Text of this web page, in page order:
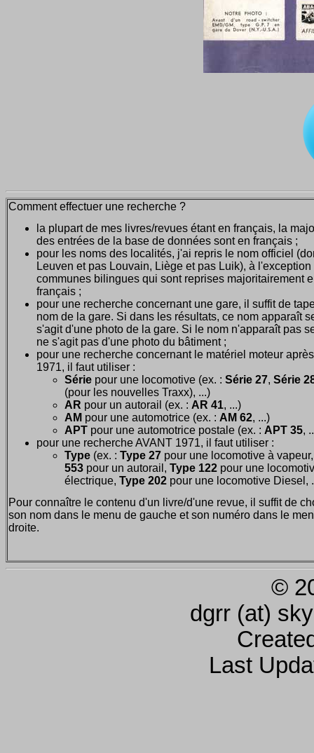
Comment effectuer une recherche ?
la plupart de mes livres/revues étant en français, la
des entrées de la base de données sont en français ;
pour les noms des localités, j'ai repris le nom officiel
Leuven et pas Louvain, Liège et pas Luik), à l'exception
communes bilingues qui sont reprises majoritairement
français ;
pour une recherche concernant une gare, il suffit de
nom de la gare. Si dans les résultats, ce nom apparaît
s'agit d'une photo de la gare. Si le nom n'apparaît pas
ne s'agit pas d'une photo du bâtiment ;
pour une recherche concernant le matériel moteur après
1971, il faut utiliser :
Série pour une locomotive (ex. : Série 27, Série
(pour les nouvelles Traxx), ...)
AR pour un autorail (ex. : AR 41, ...)
AM pour une automotrice (ex. : AM 62, ...)
APT pour une automotrice postale (ex. : APT 35,
pour une recherche AVANT 1971, il faut utiliser :
Type (ex. : Type 27 pour une locomotive à
553 pour un autorail, Type 122 pour une
électrique, Type 202 pour une locomotive Diesel,
Pour connaître le contenu d'un livre/d'une revue, il suffit de
son nom dans le menu de gauche et son numéro dans le
droite.
©
dgrr (at)
Last